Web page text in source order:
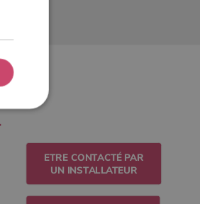
ETRE CONTACTÉ PAR
UN INSTALLATEUR